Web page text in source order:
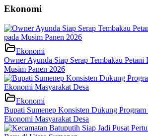
Ekonomi
Ekonomi
Owner Ayunda Siap Serap Tembakau Petani
Musim Panen 2026
Ekonomi
Bupati Sumenep Konsisten Dukung Program
Ekonomi Masyarakat Desa